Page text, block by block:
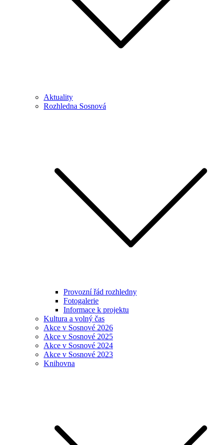
Aktuality
Rozhledna Sosnová
Provozní řád rozhledny
Fotogalerie
Informace k projektu
Kultura a volný čas
Akce v Sosnové 2026
Akce v Sosnové 2025
Akce v Sosnové 2024
Akce v Sosnové 2023
Knihovna